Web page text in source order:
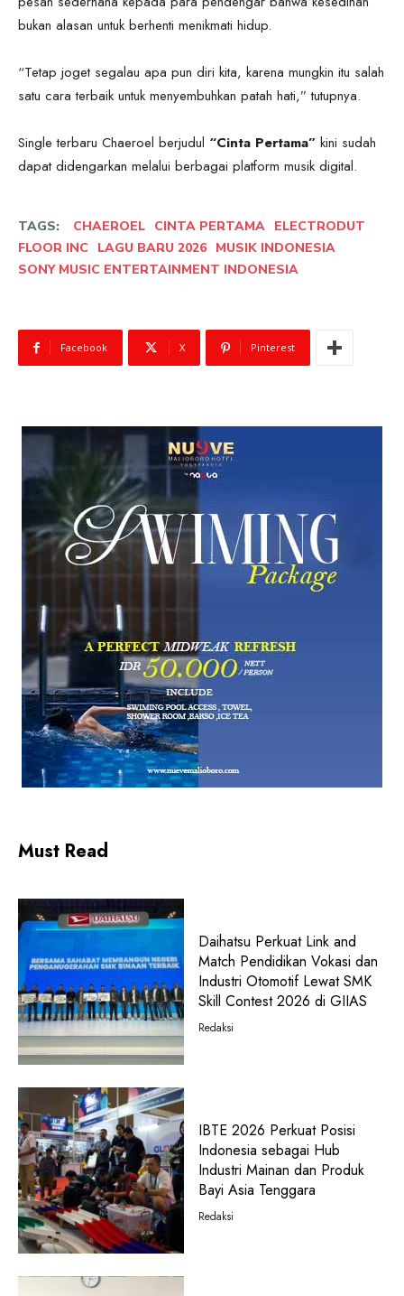
bukan alasan untuk berhenti menikmati hidup.
“Tetap joget segalau apa pun diri kita, karena mungkin itu salah
satu cara terbaik untuk menyembuhkan patah hati,” tutupnya.
Single terbaru Chaeroel berjudul “Cinta Pertama” kini sudah
dapat didengarkan melalui berbagai platform musik digital.
TAGS: CHAEROEL CINTA PERTAMA ELECTRODUT
FLOOR INC
LAGU BARU 2026 MUSIK INDONESIA
SONY MUSIC ENTERTAINMENT INDONESIA
Facebook X Pinterest
Must Read
Daihatsu Perkuat Link and
Match Pendidikan Vokasi dan
Industri Otomotif Lewat SMK
Skill Contest 2026 di GIIAS
Redaksi
IBTE 2026 Perkuat Posisi
Indonesia sebagai Hub
Industri Mainan dan Produk
Bayi Asia Tenggara
Redaksi